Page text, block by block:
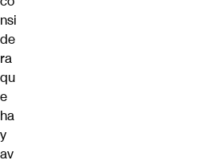
nsi
de
ra
qu
e
ha
y
av